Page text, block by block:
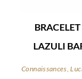
LAZULI
Connaissances,